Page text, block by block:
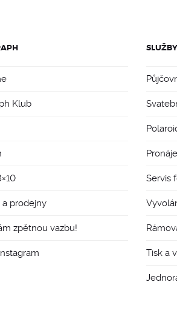
Klub
a prodejny
zpětnou vazbu!
SLUŽBY
Servis
Tisk a